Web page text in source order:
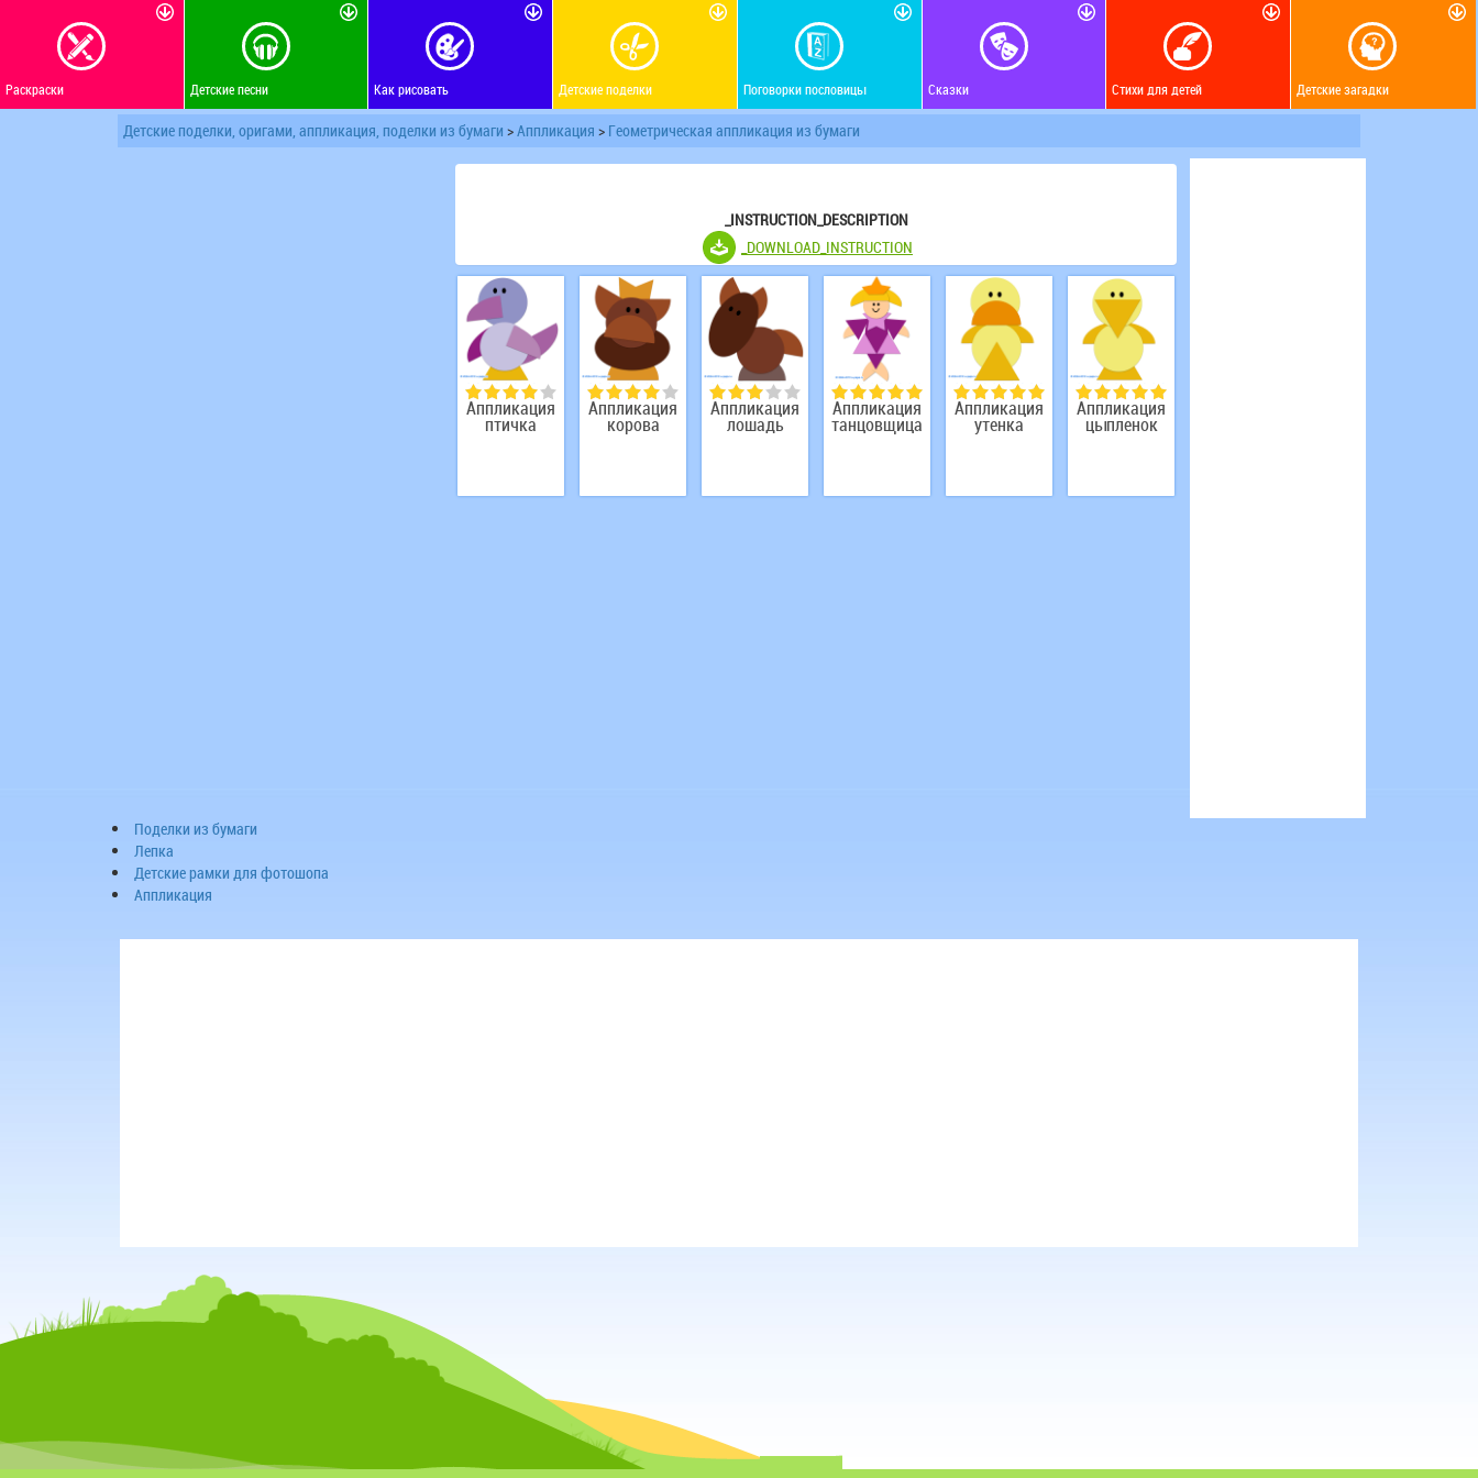
Раскраски Детские песни Как рисовать Детские поделки Поговорки пословицы Сказки Стихи для детей Детские загадки
Детские поделки, оригами, аппликация, поделки из бумаги >Аппликация > Геометрическая аппликация из бумаги
Поделки из бумаги
Лепка
Детские рамки для фотошопа
Аппликация
_INSTRUCTION_DESCRIPTION
_DOWNLOAD_INSTRUCTION
Аппликация
птичка
Аппликация
корова
Аппликация
лошадь
Аппликация
танцовщица
Аппликация
утенка
Аппликация
цыпленок